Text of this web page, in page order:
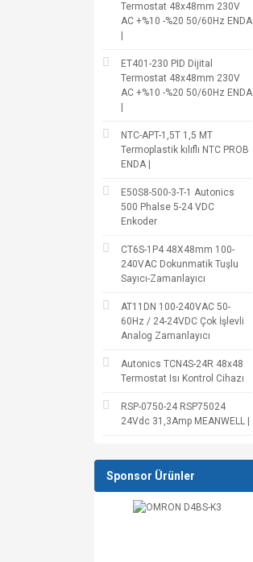
Termostat 48x48mm 230V
AC +%10 -%20 50/60Hz ENDA
ET401-230 PID Dijital
Termostat 48x48mm 230V
AC +%10 -%20 50/60Hz ENDA
NTC-APT-1,5T 1,5 MT
Termoplastik kılıflı NTC PROB
ENDA |
E50S8-500-3-T-1 Autonics
500 Phalse 5-24 VDC
Enkoder
CT6S-1P4 48X48mm 100-
240VAC Dokunmatik Tuşlu
Sayıcı-Zamanlayıcı
AT11DN 100-240VAC 50-
60Hz / 24-24VDC Çok İşlevli
Analog Zamanlayıcı
Autonics TCN4S-24R 48x48
Termostat Isı Kontrol Cihazı
RSP-0750-24 RSP75024
24Vdc 31,3Amp MEANWELL |
Sponsor Ürünler